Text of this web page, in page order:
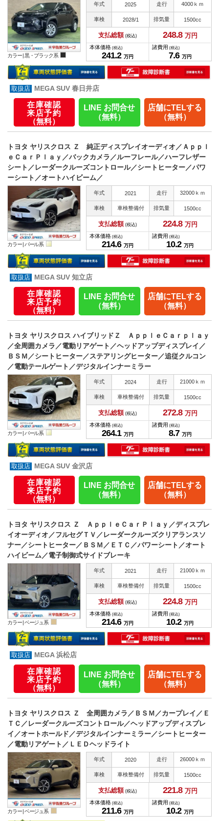
カラー |黒・ブラック系
年式 2025 走行 4000ｋｍ
車検 2028/1 排気量 1500cc
支払総額 (税込) 248.8 万円
本体価格 (税込)
241.2 万円
諸費用 (税込)
7.6 万円
MEGA SUV 春日井店
在庫確認
来店予約
（無料）
LINE お問合せ
（無料）
店舗にTELする
（無料）
トヨタ ヤリスクロス Ｚ 純正ディスプレイオーディオ／Ａｐｐｌ
ｅＣａｒＰｌａｙ／バックカメラ／ルーフレール／ハーフレザー
シート／レーダークルーズコントロール／シートヒーター／パワ
ーシート／オートハイビーム／
カラー | パール系
年式 2021 走行 32000ｋｍ
車検 車検整備付 排気量 1500cc
支払総額 (税込) 224.8 万円
本体価格 (税込)
214.6 万円
諸費用 (税込)
10.2 万円
MEGA SUV 知立店
在庫確認
来店予約
（無料）
LINE お問合せ
（無料）
店舗にTELする
（無料）
トヨタ ヤリスクロス ハイブリッドＺ ＡｐｐｌｅＣａｒｐｌａｙ
／全周囲カメラ／電動リアゲート／ヘッドアップディスプレイ／
ＢＳＭ／シートヒーター／ステアリングヒーター／追従クルコン
／電動テールゲート／デジタルインナーミラー
カラー | パール系
年式 2024 走行 21000ｋｍ
車検 車検整備付 排気量 1500cc
支払総額 (税込) 272.8 万円
本体価格 (税込)
264.1 万円
諸費用 (税込)
8.7 万円
MEGA SUV 金沢店
在庫確認
来店予約
（無料）
LINE お問合せ
（無料）
店舗にTELする
（無料）
トヨタ ヤリスクロス Ｚ ＡｐｐｌｅＣａｒＰｌａｙ／ディスプレ
イオーディオ／フルセグＴＶ／レーダークルーズクリアランスソ
ナー／シートヒーター／ＢＳＭ／ＥＴＣ／パワーシート／オート
ハイビーム／電子制御式サイドブレーキ
カラー |ベージュ系
年式 2021 走行 21000ｋｍ
車検 車検整備付 排気量 1500cc
支払総額 (税込) 224.8 万円
本体価格 (税込)
214.6 万円
諸費用 (税込)
10.2 万円
MEGA 浜松店
在庫確認
来店予約
（無料）
LINE お問合せ
（無料）
店舗にTELする
（無料）
トヨタ ヤリスクロス Ｚ 全周囲カメラ／ＢＳＭ／カープレイ／Ｅ
ＴＣ／レーダークルーズコントロール／ヘッドアップディスプレ
イ／オートホールド／デジタルインナーミラー／シートヒーター
／電動リアゲート／ＬＥＤヘッドライト
カラー |ベージュ系
年式 2020 走行 26000ｋｍ
車検 車検整備付 排気量 1500cc
支払総額 (税込) 221.8 万円
本体価格 (税込)
211.6 万円
諸費用 (税込)
10.2 万円